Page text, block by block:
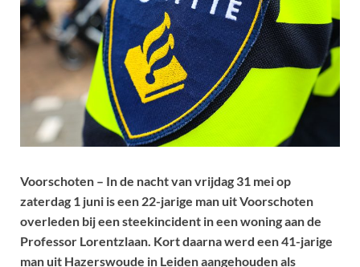
Voorschoten – In de nacht van vrijdag 31 mei op
zaterdag 1 juni is een 22-jarige man uit Voorschoten
overleden bij een steekincident in een woning aan de
Professor Lorentzlaan. Kort daarna werd een 41-jarige
man uit Hazerswoude in Leiden aangehouden als